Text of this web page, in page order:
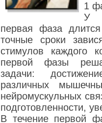
1
У
первая фаза
точные сроки
стимулов каждого
первой фазы
задачи:
различных
нейромускульных
подготовленности,
В течение первой